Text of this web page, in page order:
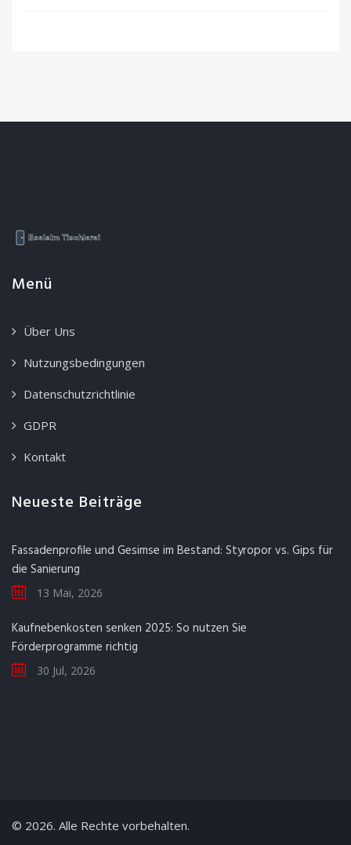
Menü
Über Uns
Nutzungsbedingungen
Datenschutzrichtlinie
GDPR
Kontakt
Neueste Beiträge
Fassadenprofile und Gesimse im Bestand: Styropor vs. Gips für
die Sanierung
13 Mai, 2026
Kaufnebenkosten senken 2025: So nutzen Sie
Förderprogramme richtig
30 Jul, 2026
© 2026. Alle Rechte vorbehalten.